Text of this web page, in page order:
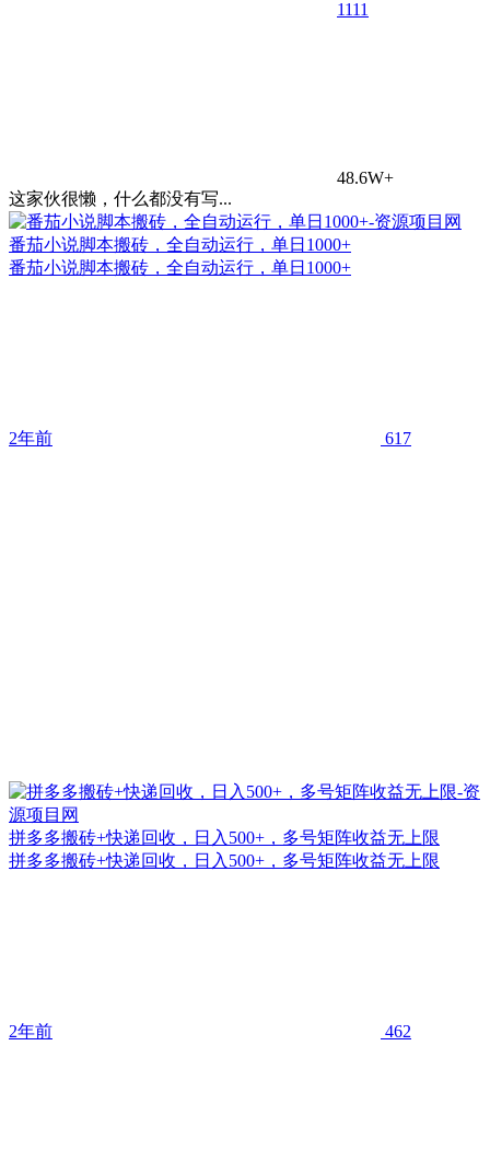
1111
48.6W+
这家伙很懒，什么都没有写...
番茄小说脚本搬砖，全自动运行，单日1000+
番茄小说脚本搬砖，全自动运行，单日1000+
2年前 617
拼多多搬砖+快递回收，日入500+，多号矩阵收益无上限
拼多多搬砖+快递回收，日入500+，多号矩阵收益无上限
2年前 462